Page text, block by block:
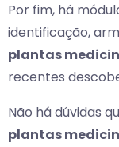
Por fim, há
identificação,
plantas
recentes
Não há dúvidas
plantas